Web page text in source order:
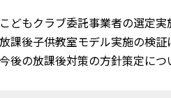
どもクラブ委託事業者の選定実
課後子供教室モデル実施の検証
後の放課後対策の方針策定につ